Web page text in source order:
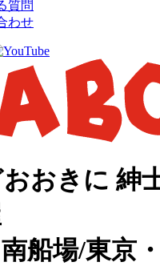
質問
わせ
おきに 紳
船場/東京